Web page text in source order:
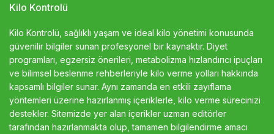
Kilo Kontrolü
Kilo Kontrolü, sağlıklı yaşam ve ideal kilo yönetimi konusunda
güvenilir bilgiler sunan profesyonel bir kaynaktır. Diyet
programları, egzersiz önerileri, metabolizma hızlandırıcı ipuçları
ve bilimsel beslenme rehberleriyle kilo verme yolları hakkında
kapsamlı bilgiler sunar. Aynı zamanda en etkili zayıflama
yöntemleri üzerine hazırlanmış içeriklerle, kilo verme sürecinizi
destekler. Sitemizde yer alan içerikler uzman editörler
tarafından hazırlanmakta olup, tamamen bilgilendirme amacı